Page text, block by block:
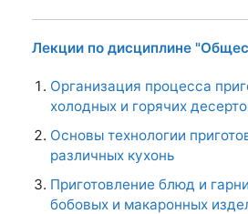
Лекции по дисциплине
Организация процесса
холодных и горячих
Основы технологии
различных кухонь
Приготовление блюд и
бобовых и макаронных